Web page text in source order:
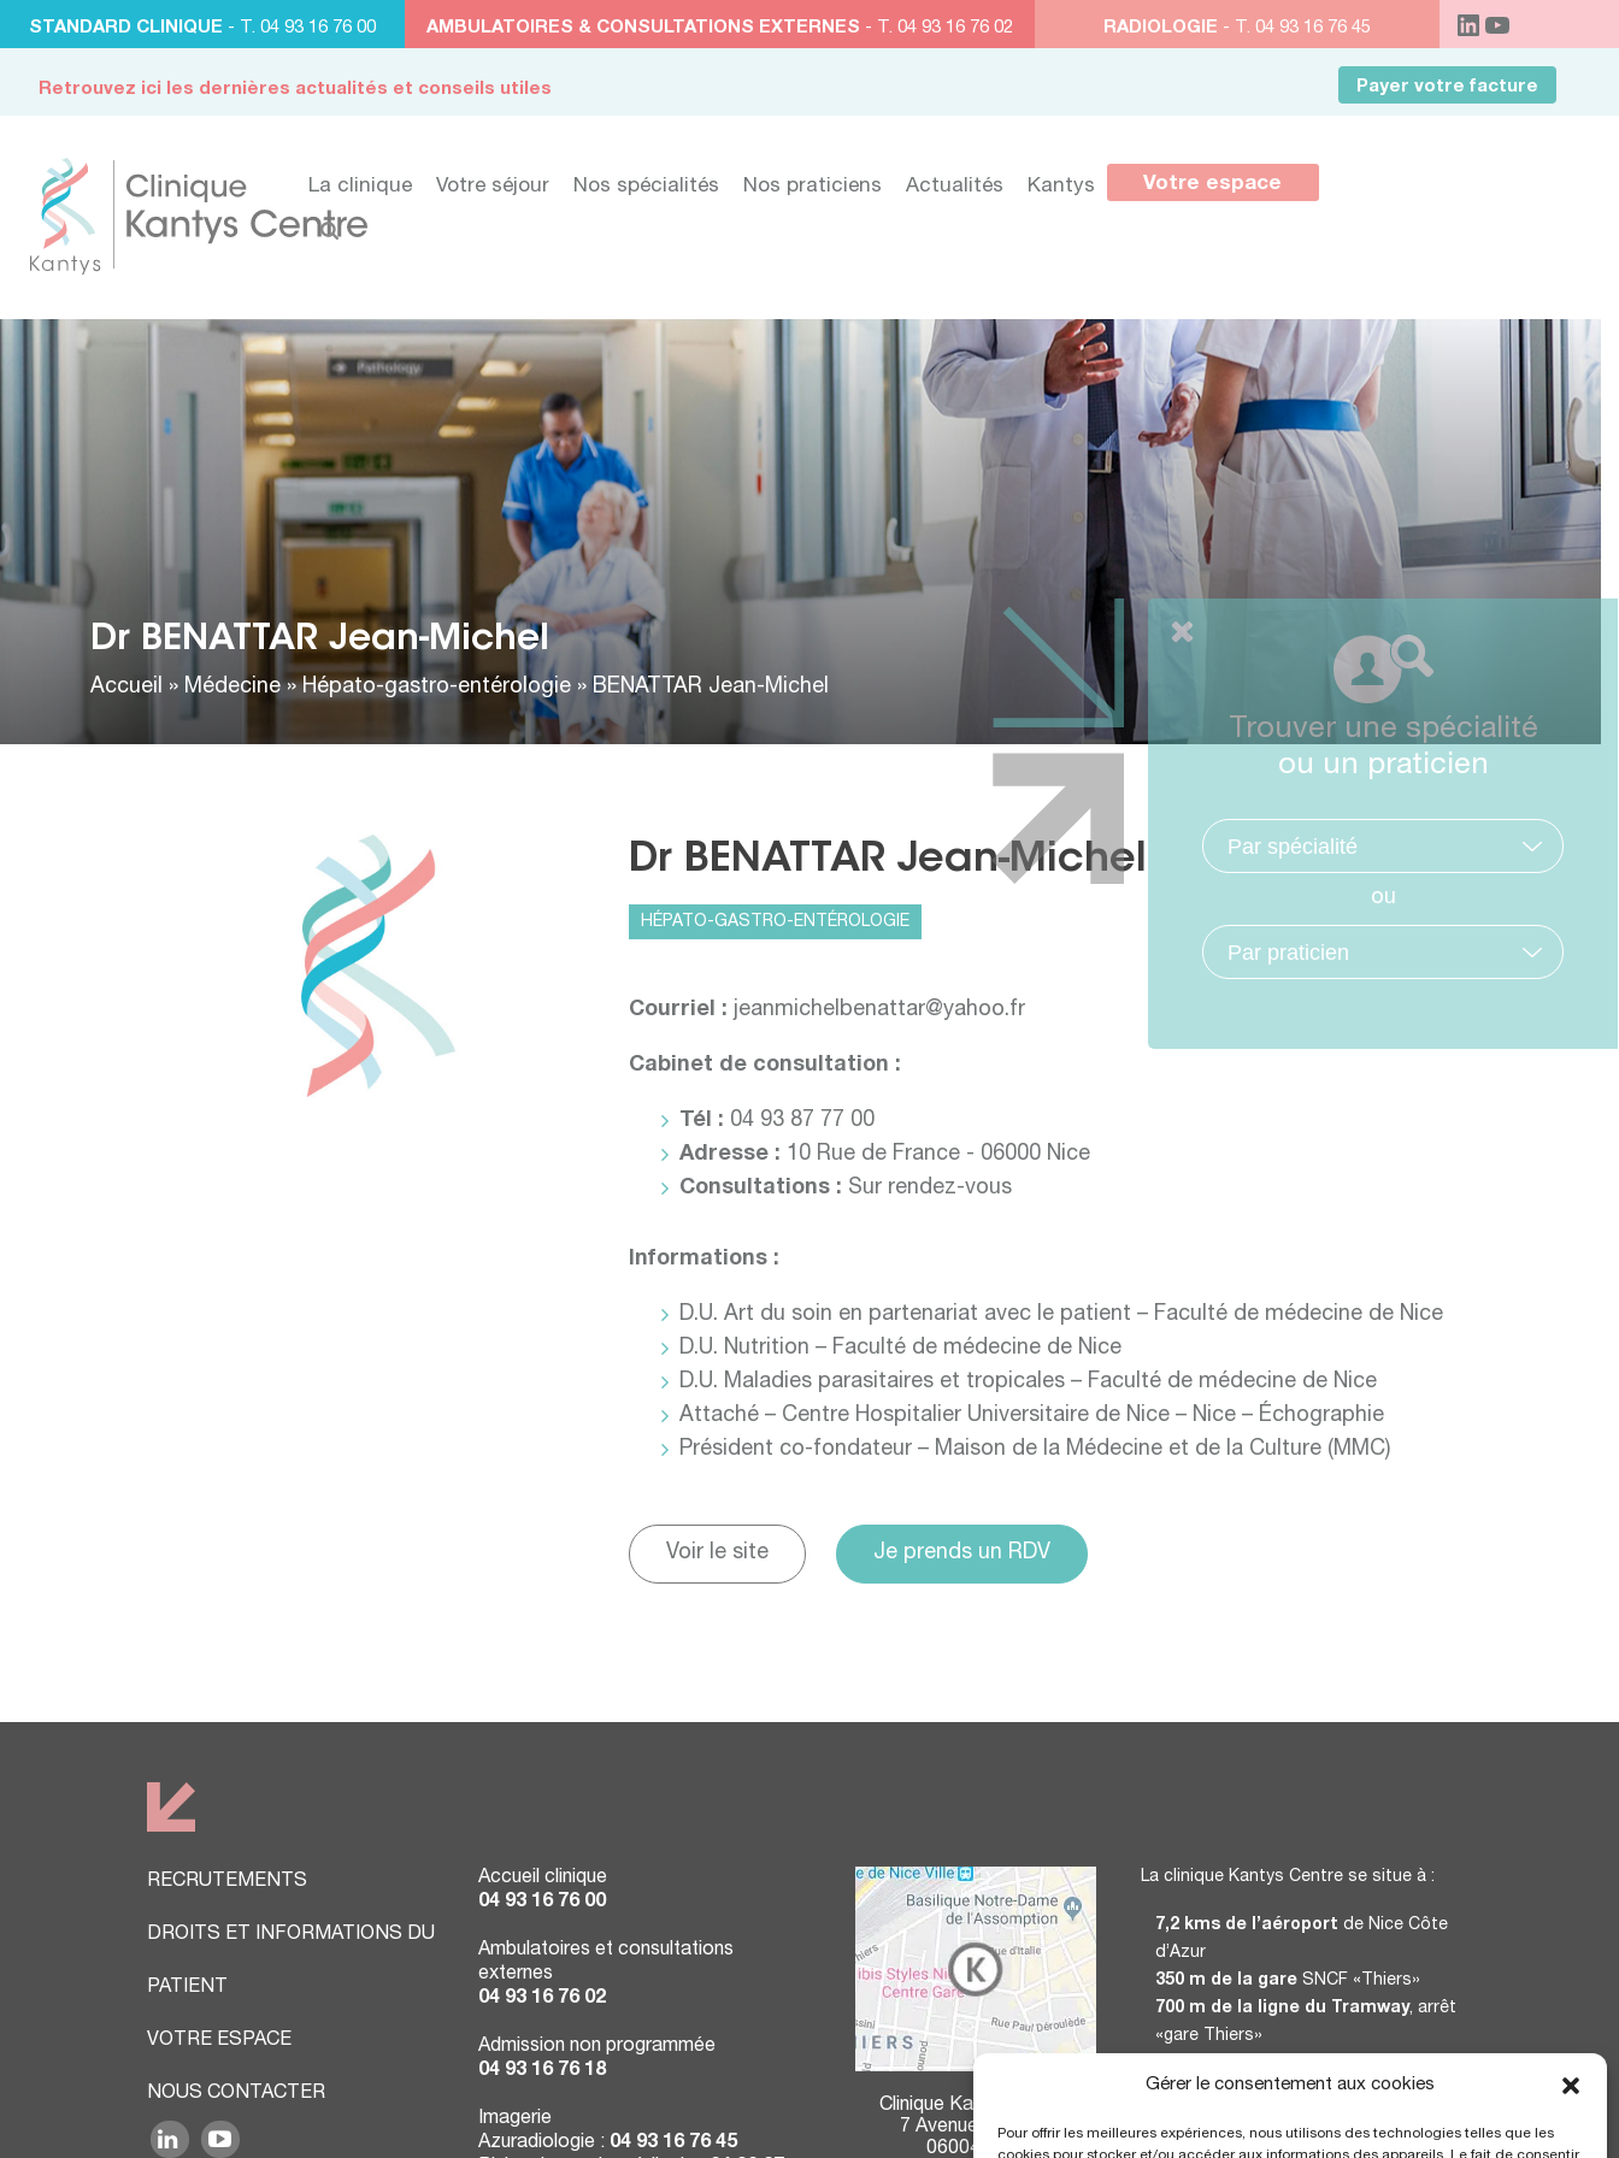
Gérer le consentement aux cookies
Pour offrir les meilleures expériences, nous utilisons des technologies telles que les
STANDARD CLINIQUE - T. 04 93 16 76 00 AMBULATOIRES & CONSULTATIONS EXTERNES - T. 04 93 16 76 02 RADIOLOGIE - T. 04 93 16 76 45
Retrouvez ici les dernières actualités et conseils utiles Payer votre facture
Trouver une spécialité
ou un praticien
ou
La clinique Votre séjour Nos spécialités Nos praticiens Actualités Kantys Votre espace
Dr BENATTAR Jean-Michel
Accueil » Médecine»Hépato-gastro-entérologie » BENATTAR Jean-Michel
Dr BENATTAR Jean-Michel
HÉPATO-GASTRO-ENTÉROLOGIE
Courriel : jeanmichelbenattar@yahoo.fr
Cabinet de consultation :
Tél : 04 93 87 77 00
Adresse : 10 Rue de France - 06000 Nice
Consultations : Sur rendez-vous
Informations :
D.U. Art du soin en partenariat avec le patient – Faculté de médecine de Nice
D.U. Nutrition – Faculté de médecine de Nice
D.U. Maladies parasitaires et tropicales – Faculté de médecine de Nice
Attaché – Centre Hospitalier Universitaire de Nice – Nice – Échographie
Président co-fondateur – Maison de la Médecine et de la Culture (MMC)
Voir le site Je prends un RDV
RECRUTEMENTS
DROITS ET INFORMATIONS DU
PATIENT
VOTRE ESPACE
NOUS CONTACTER
Accueil clinique
04 93 16 76 00
Ambulatoires et consultations
externes
04 93 16 76 02
Admission non programmée
04 93 16 76 18
Imagerie
Azuradiologie : 04 93 16 76 45
Clinique Kantys Centre
7 Avenue Durante
06004 Nice
La clinique Kantys Centre se situe à :
7,2 kms de l’aéroport de Nice Côte
d’Azur
350 m de la gareSNCF «Thiers»
700 m de la ligne du Tramway, arrêt
«gare Thiers»
CERTIFICATION